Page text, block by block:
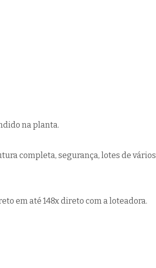
na planta.
completa, segurança, lotes de vários
em até 148x direto com a loteadora.